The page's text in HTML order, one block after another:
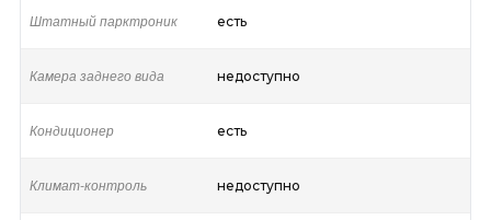
Штатный парктроник есть
Камера заднего вида недоступно
Кондиционер есть
Климат-контроль недоступно